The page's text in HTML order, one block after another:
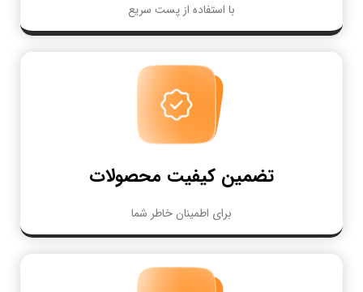
با استفاده از پست سریع
تضمین کیفیت محصولات
برای اطمینان خاطر شما